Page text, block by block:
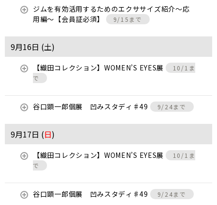
ジムを有効活用するためのエクササイズ紹介〜応
用編〜【会員証必須】
9/15まで
9月16日 (土)
【織田コレクション】WOMEN’S EYES展
10/1ま
で
谷口顕一郎個展 凹みスタディ♯49 9/24まで
9月17日 (日)
【織田コレクション】WOMEN’S EYES展
10/1ま
で
谷口顕一郎個展 凹みスタディ♯49 9/24まで